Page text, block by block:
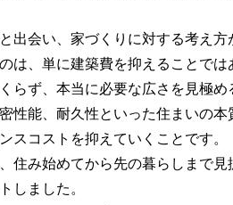
出会い、家づくりに対する考え方
は、単に建築費を抑えることでは
らず、本当に必要な広さを見極め
性能、耐久性といった住まいの本
スコストを抑えていくことです。
住み始めてから先の暮らしまで
しました。